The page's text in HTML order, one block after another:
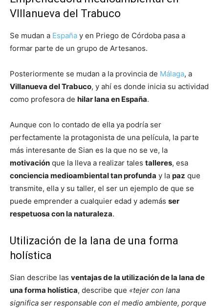
VIllanueva del Trabuco
Se mudan a España y en Priego de Córdoba pasa a
formar parte de un grupo de Artesanos.
Posteriormente se mudan a la provincia de Málaga, a
Villanueva del Trabuco, y ahí es donde inicia su actividad
como profesora de hilar lana en España.
Aunque con lo contado de ella ya podría ser
perfectamente la protagonista de una película, la parte
más interesante de Sian es la que no se ve, la
motivación que la lleva a realizar tales talleres, esa
conciencia medioambiental tan profunda y la paz que
transmite, ella y su taller, el ser un ejemplo de que se
puede emprender a cualquier edad y además ser
respetuosa con la naturaleza.
Utilización de la lana de una forma
holística
Sian describe las ventajas de la utilización de la lana de
una forma holística, describe que «tejer con lana
significa ser responsable con el medio ambiente, porque